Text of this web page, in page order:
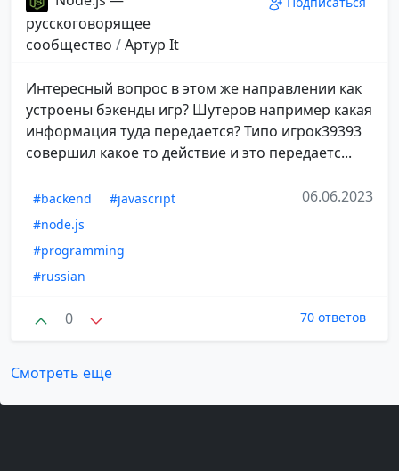
русскоговорящее
сообщество /Aртур It
Интересный вопрос в этом же направлении как
устроены бэкенды игр? Шутеров например какая
информация туда передается? Типо игрок39393
совершил какое то действие и это передаетс...
#backend
#javascript
#node.js
#programming
#russian
06.06.2023
0 70 ответов
Смотреть еще